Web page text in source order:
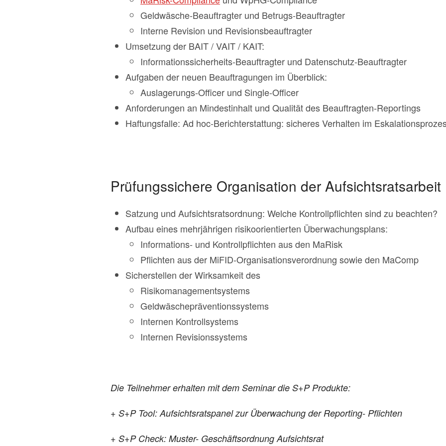
Geldwäsche-Beauftragter und Betrugs-Beauftragter
Interne Revision und Revisionsbeauftragter
Umsetzung der BAIT / VAIT / KAIT:
Informationssicherheits-Beauftragter und Datenschutz-Beauftragter
Aufgaben der neuen Beauftragungen im Überblick:
Auslagerungs-Officer und Single-Officer
Anforderungen an Mindestinhalt und Qualität des Beauftragten-Reportings
Haftungsfalle: Ad hoc-Berichterstattung: sicheres Verhalten im
Prüfungssichere Organisation der Aufsichtsratsarbeit
Satzung und Aufsichtsratsordnung: Welche Kontrollpflichten sind zu beachten?
Aufbau eines mehrjährigen risikoorientierten Überwachungsplans:
Informations- und Kontrollpflichten aus den MaRisk
Pflichten aus der MiFID-Organisationsverordnung sowie den MaComp
Sicherstellen der Wirksamkeit des
Risikomanagementsystems
Geldwäschepräventionssystems
Internen Kontrollsystems
Internen Revisionssystems
Die Teilnehmer erhalten mit dem Seminar die S+P Produkte:
+ S+P Tool: Aufsichtsratspanel zur Überwachung der Reporting- Pflichten
+ S+P Check: Muster- Geschäftsordnung Aufsichtsrat